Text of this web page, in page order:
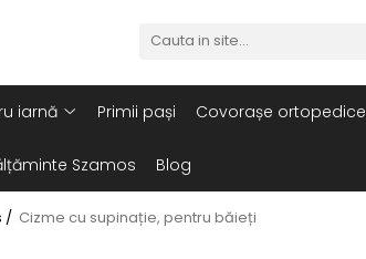
iarnă Primii pași Covorașe ortopedice
Szamos Blog
/ Cizme cu supinație, pentru băieți